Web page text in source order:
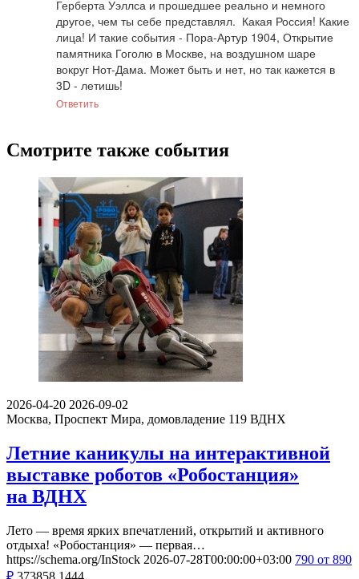
Герберта Уэллса и прошедшее реально и немного
другое, чем ты себе представлял.  Какая Россия! Какие
лица! И такие события - Пора-Артур 1904, Открытие
памятника Гоголю в Москве, на воздушном шаре
вокруг Нот-Дама. Может быть и нет, но так кажется в
3D - летишь!
Ответить
Смотрите также события
2026-04-20 2026-09-02
Москва, Проспект Мира, домовладение 119 ВДНХ
Летние каникулы на интерактивной
выставке роботов «Робостанция»
на ВДНХ
Лето — время ярких впечатлений, открытий и активного
отдыха! «Робостанция» — первая…
https://schema.org/InStock 2026-07-28T00:00:00+03:00 790 от 890
₽ 373858 1444